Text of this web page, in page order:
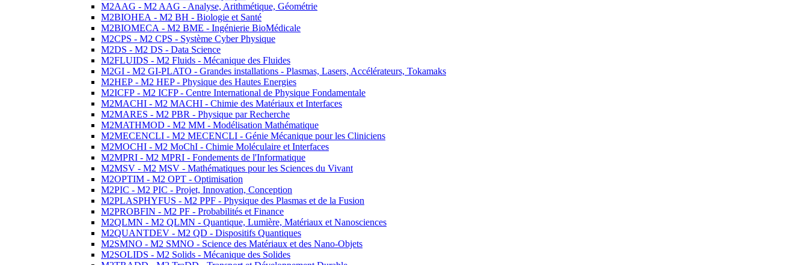
M2AAG - M2 AAG - Analyse, Arithmétique, Géométrie
M2BIOHEA - M2 BH - Biologie et Santé
M2BIOMECA - M2 BME - Ingénierie BioMédicale
M2CPS - M2 CPS - Système Cyber Physique
M2DS - M2 DS - Data Science
M2FLUIDS - M2 Fluids - Mécanique des Fluides
M2GI - M2 GI-PLATO - Grandes installations - Plasmas, Lasers, Accélérateurs, Tokamaks
M2HEP - M2 HEP - Physique des Hautes Energies
M2ICFP - M2 ICFP - Centre International de Physique Fondamentale
M2MACHI - M2 MACHI - Chimie des Matériaux et Interfaces
M2MARES - M2 PBR - Physique par Recherche
M2MATHMOD - M2 MM - Modélisation Mathématique
M2MECENCLI - M2 MECENCLI - Génie Mécanique pour les Cliniciens
M2MOCHI - M2 MoChI - Chimie Moléculaire et Interfaces
M2MPRI - M2 MPRI - Fondements de l'Informatique
M2MSV - M2 MSV - Mathématiques pour les Sciences du Vivant
M2OPTIM - M2 OPT - Optimisation
M2PIC - M2 PIC - Projet, Innovation, Conception
M2PLASPHYFUS - M2 PPF - Physique des Plasmas et de la Fusion
M2PROBFIN - M2 PF - Probabilités et Finance
M2QLMN - M2 QLMN - Quantique, Lumière, Matériaux et Nanosciences
M2QUANTDEV - M2 QD - Dispositifs Quantiques
M2SMNO - M2 SMNO - Science des Matériaux et des Nano-Objets
M2SOLIDS - M2 Solids - Mécanique des Solides